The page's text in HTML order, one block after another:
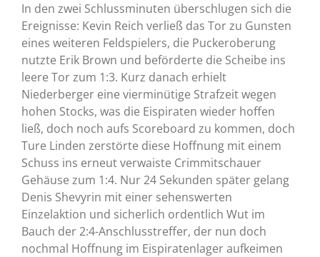
In den zwei Schlussminuten überschlugen sich die
Ereignisse: Kevin Reich verließ das Tor zu Gunsten
eines weiteren Feldspielers, die Puckeroberung
nutzte Erik Brown und beförderte die Scheibe ins
leere Tor zum 1:3. Kurz danach erhielt
Niederberger eine vierminütige Strafzeit wegen
hohen Stocks, was die Eispiraten wieder hoffen
ließ, doch noch aufs Scoreboard zu kommen, doch
Ture Linden zerstörte diese Hoffnung mit einem
Schuss ins erneut verwaiste Crimmitschauer
Gehäuse zum 1:4. Nur 24 Sekunden später gelang
Denis Shevyrin mit einer sehenswerten
Einzelaktion und sicherlich ordentlich Wut im
Bauch der 2:4-Anschlusstreffer, der nun doch
nochmal Hoffnung im Eispiratenlager aufkeimen